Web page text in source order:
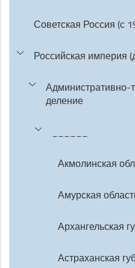
Советская Россия (с
Российская империя
Административно-
деление
Акмолинская
Амурская
Архангельская
Астраханская